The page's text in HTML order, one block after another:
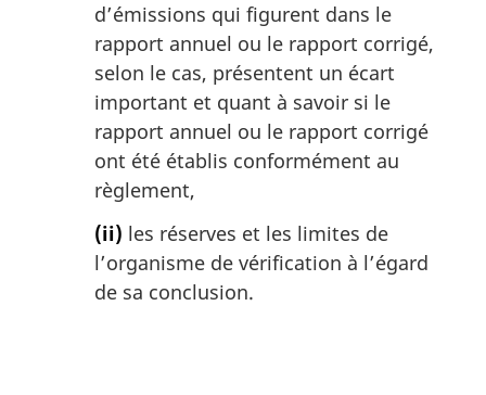
d’émissions qui figurent dans le
rapport annuel ou le rapport corrigé,
selon le cas, présentent un écart
important et quant à savoir si le
rapport annuel ou le rapport corrigé
ont été établis conformément au
règlement,
(ii) les réserves et les limites de
l’organisme de vérification à l’égard
de sa conclusion.